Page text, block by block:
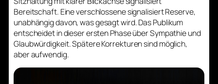
Bereitschaft. Eine verschlossene signalisiert Reserve,
unabhängig davon, was gesagt wird. Das Publikum
entscheidet in dieser ersten Phase über Sympathie und
Glaubwürdigkeit. Spätere Korrekturen sind möglich,
aber aufwendig.